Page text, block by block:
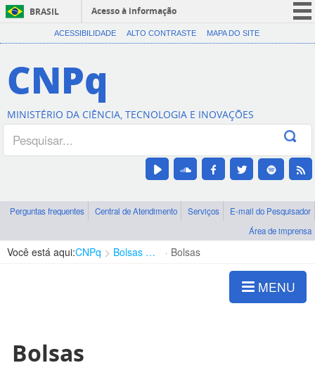
BRASIL
Acesso à informação
CORONAVÍRUS (COVID-19)
Canais
ACESSIBILIDADE ALTO CONTRASTE MAPA DO SITE
CNPq
MINISTÉRIO DA CIÊNCIA, TECNOLOGIA E INOVAÇÕES
Perguntas frequentes Central de Atendimento Serviços
E-mail do Pesquisador
Área de imprensa
Você está aqui:CNPq Bolsas e Auxílios Vigentes Bolsas
MENU
Bolsas